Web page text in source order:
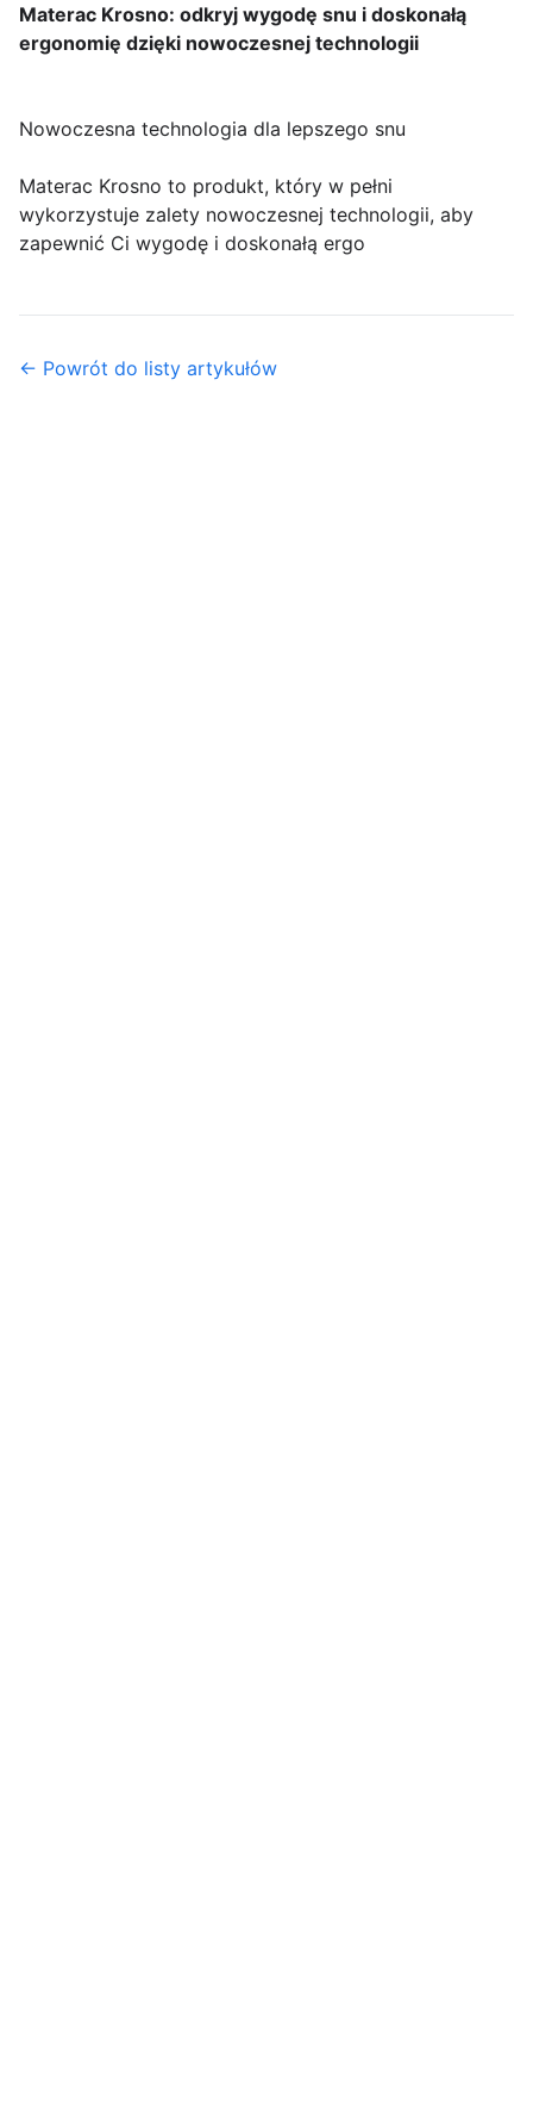
Materac Krosno: odkryj wygodę snu i doskonałą
ergonomię dzięki nowoczesnej technologii
Nowoczesna technologia dla lepszego snu
Materac Krosno to produkt, który w pełni
wykorzystuje zalety nowoczesnej technologii, aby
zapewnić Ci wygodę i doskonałą ergo
← Powrót do listy artykułów